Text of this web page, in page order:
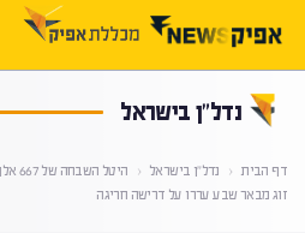
נדל”ן בישראל
דף הבית ‹ נדל”ן בישראל ‹
זוג מבאר שבע עררו על דרישה חריגה